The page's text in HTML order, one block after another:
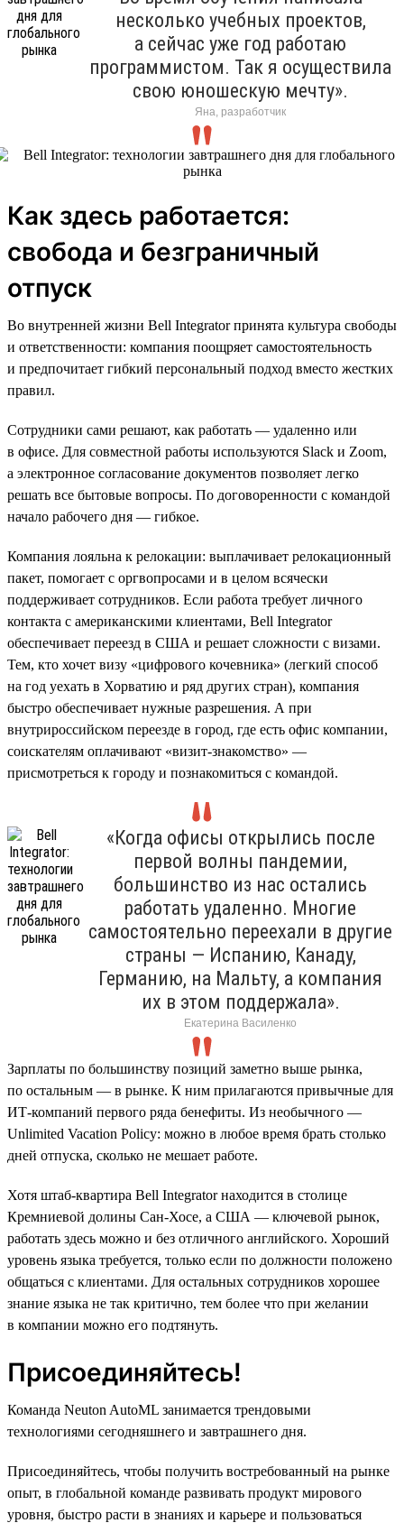
несколько учебных проектов,
а сейчас уже год работаю
программистом. Так я осуществила
свою юношескую мечту».
Яна, разработчик
Как здесь работается:
свобода и безграничный
отпуск
Во внутренней жизни Bell Integrator принята культура свободы
и ответственности: компания поощряет самостоятельность
и предпочитает гибкий персональный подход вместо жестких
правил.
Сотрудники сами решают, как работать — удаленно или
в офисе. Для совместной работы используются Slack и Zoom,
а электронное согласование документов позволяет легко
решать все бытовые вопросы. По договоренности с командой
начало рабочего дня — гибкое.
Компания лояльна к релокации: выплачивает релокационный
пакет, помогает с оргвопросами и в целом всячески
поддерживает сотрудников. Если работа требует личного
контакта с американскими клиентами, Bell Integrator
обеспечивает переезд в США и решает сложности с визами.
Тем, кто хочет визу «цифрового кочевника» (легкий способ
на год уехать в Хорватию и ряд других стран), компания
быстро обеспечивает нужные разрешения. А при
внутрироссийском переезде в город, где есть офис компании,
соискателям оплачивают «визит-знакомство» —
присмотреться к городу и познакомиться с командой.
«Когда офисы открылись после
первой волны пандемии,
большинство из нас остались
работать удаленно. Многие
самостоятельно переехали в другие
страны — Испанию, Канаду,
Германию, на Мальту, а компания
их в этом поддержала».
Екатерина Василенко
Зарплаты по большинству позиций заметно выше рынка,
по остальным — в рынке. К ним прилагаются привычные для
ИТ-компаний первого ряда бенефиты. Из необычного —
Unlimited Vacation Policy: можно в любое время брать столько
дней отпуска, сколько не мешает работе.
Хотя штаб-квартира Bell Integrator находится в столице
Кремниевой долины Сан-Хосе, а США — ключевой рынок,
работать здесь можно и без отличного английского. Хороший
уровень языка требуется, только если по должности положено
общаться с клиентами. Для остальных сотрудников хорошее
знание языка не так критично, тем более что при желании
в компании можно его подтянуть.
Присоединяйтесь!
Команда Neuton AutoML занимается трендовыми
технологиями сегодняшнего и завтрашнего дня.
Присоединяйтесь, чтобы получить востребованный на рынке
опыт, в глобальной команде развивать продукт мирового
уровня, быстро расти в знаниях и карьере и пользоваться